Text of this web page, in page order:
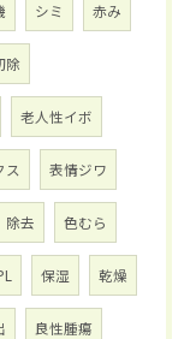
シミ 赤み
除
老人性イボ
ス 表情ジワ
除去 色むら
保湿 乾燥
良性腫瘍